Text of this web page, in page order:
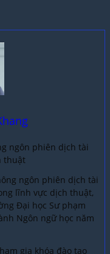
ngôn phiên dịch tài
thuật
ngôn phiên dịch tài
lĩnh vực dịch thuật,
Đại học Sư phạm
Ngôn ngữ học năm
gia khóa đào tạo